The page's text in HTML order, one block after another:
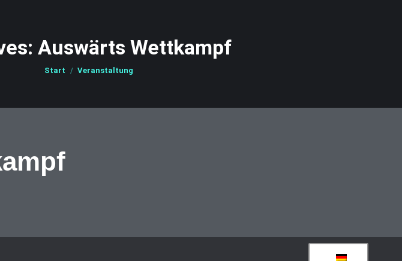
Auswärts Wettkampf
Sie befinden sich hier:
Start Veranstaltung